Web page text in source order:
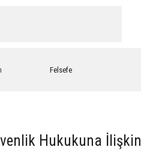
Felsefe
Hukukuna İlişkin